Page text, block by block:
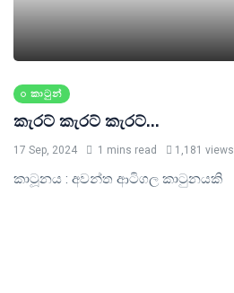
කාටුන්
කැරට් කැරට් කැරට්...
17 Sep, 2024 1 mins read 1,181 views
කාටූනය : අවන්ත ආටිගල කාටුනයකි